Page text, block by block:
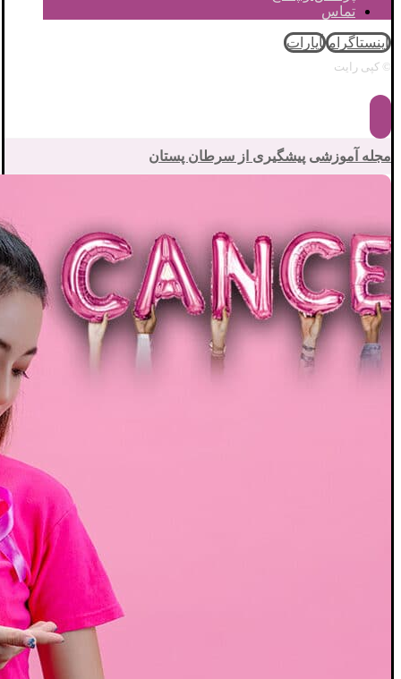
تماس
اینستاگرام آپارات
© کپی رایت
مجله آموزشی پیشگیری از سرطان پستان